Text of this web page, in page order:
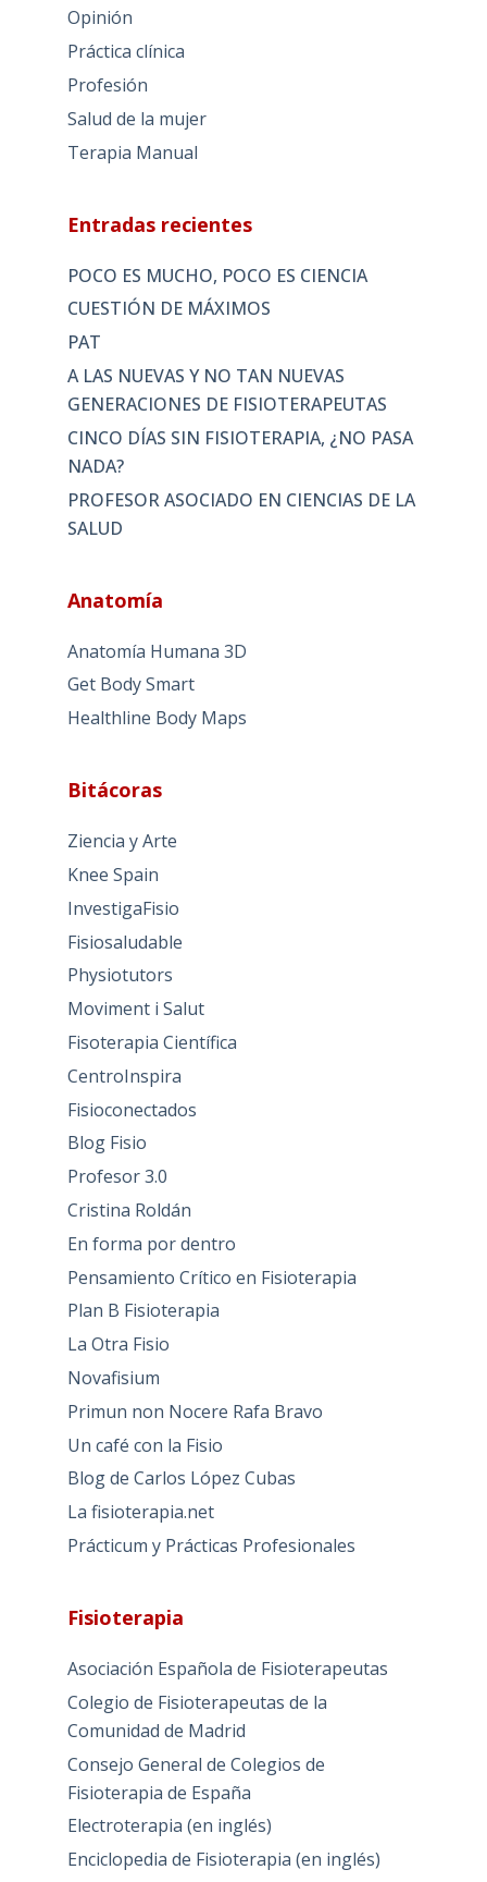
Opinión
Práctica clínica
Profesión
Salud de la mujer
Terapia Manual
Entradas recientes
POCO ES MUCHO, POCO ES CIENCIA
CUESTIÓN DE MÁXIMOS
PAT
A LAS NUEVAS Y NO TAN NUEVAS
GENERACIONES DE FISIOTERAPEUTAS
CINCO DÍAS SIN FISIOTERAPIA, ¿NO PASA
NADA?
PROFESOR ASOCIADO EN CIENCIAS DE LA
SALUD
Anatomía
Anatomía Humana 3D
Get Body Smart
Healthline Body Maps
Bitácoras
Ziencia y Arte
Knee Spain
InvestigaFisio
Fisiosaludable
Physiotutors
Moviment i Salut
Fisoterapia Científica
CentroInspira
Fisioconectados
Blog Fisio
Profesor 3.0
Cristina Roldán
En forma por dentro
Pensamiento Crítico en Fisioterapia
Plan B Fisioterapia
La Otra Fisio
Novafisium
Primun non Nocere Rafa Bravo
Un café con la Fisio
Blog de Carlos López Cubas
La fisioterapia.net
Prácticum y Prácticas Profesionales
Fisioterapia
Asociación Española de Fisioterapeutas
Colegio de Fisioterapeutas de la
Comunidad de Madrid
Consejo General de Colegios de
Fisioterapia de España
Electroterapia (en inglés)
Enciclopedia de Fisioterapia (en inglés)